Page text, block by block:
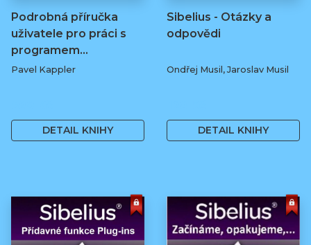
Podrobná příručka
uživatele pro práci s
programem…
Pavel Kappler
DETAIL KNIHY
Sibelius - Otázky a
odpovědi
Ondřej Musil, Jaroslav Musil
DETAIL KNIHY